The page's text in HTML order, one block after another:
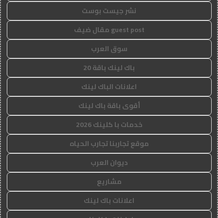
نشر جيست بوست
guest post مقال ضيف
سوق العرب
باك لينك باقة 20
اعلانات الباك لينك
أقوى باقة باك لينك
خدمات با كلينك 2026
موقع تجاربنا تجارب الحياه
ديوان العرب
مشاريع
اعلانات باك لينك